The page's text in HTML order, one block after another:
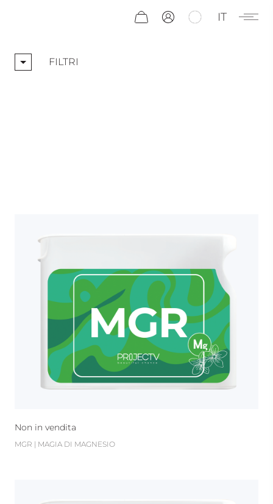
IT
FILTRI
Non in vendita
MGR | MAGIA DI MAGNESIO